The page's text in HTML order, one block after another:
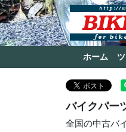
ホーム
バイクパー
全国の中古バ